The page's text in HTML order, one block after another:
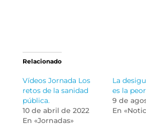
Relacionado
Vídeos Jornada Los
retos de la sanidad
pública.
10 de abril de 2022
En «Jornadas»
La
es la
9 de
En